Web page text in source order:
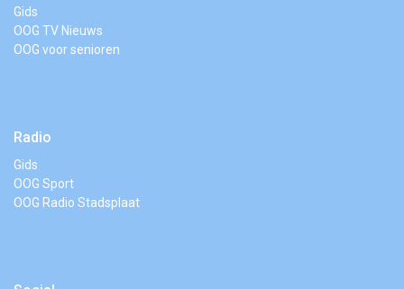
Gids
OOG TV Nieuws
OOG voor senioren
Radio
Gids
OOG Sport
OOG Radio Stadsplaat